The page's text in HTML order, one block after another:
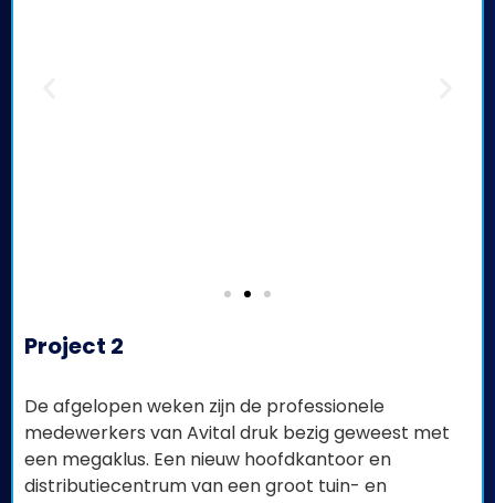
Project 2
De afgelopen weken zijn de professionele
medewerkers van Avital druk bezig geweest met
een megaklus. Een nieuw hoofdkantoor en
distributiecentrum van een groot tuin- en